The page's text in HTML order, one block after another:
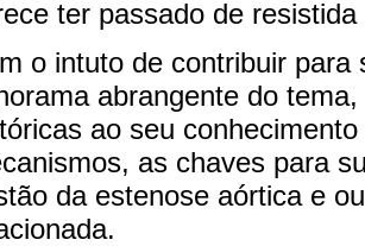
ter passado de
o intuto de contribuir
abrangente do
ao seu
as chaves para
da estenose aórtica e